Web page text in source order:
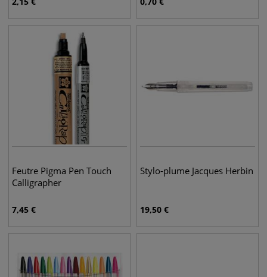
Feutre Pigma Pen Touch
Calligrapher
7,45 €
Stylo-plume Jacques Herbin
19,50 €